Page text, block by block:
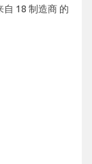
自 18 制造商 的